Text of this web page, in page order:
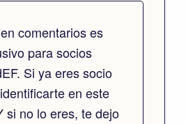
comentarios es
para socios
Si ya eres socio
en este
si no lo eres, te dejo